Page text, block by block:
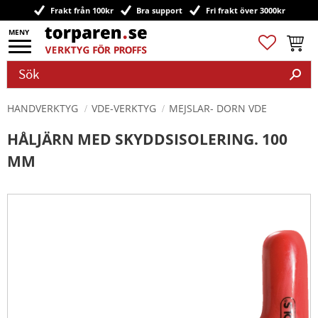
Meny
Frakt från 100kr Bra support Fri frakt över 3000kr
Favoriter
HANDVERKTYG VDE-VERKTYG MEJSLAR- DORN VDE
HÅLJÄRN MED SKYDDSISOLERING. 100
MM